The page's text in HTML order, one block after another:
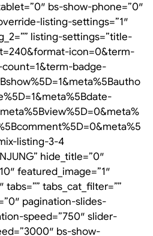
bs-show-phone=”0″
listing-settings=”1″
listing-settings=”title-
icon=0&term-
badge-
listing-3-4
hide_title=”0″
featured_image=”1″
tabs=”” tabs_cat_filter=””
pagination-slides-
speed=”750″ slider-
bs-show-